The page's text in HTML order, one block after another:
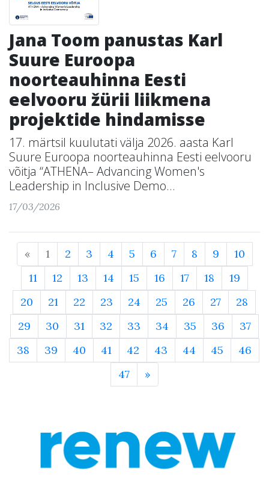
Jana Toom panustas Karl
Suure Euroopa
noorteauhinna Eesti
eelvooru žürii liikmena
projektide hindamisse
17. märtsil kuulutati välja 2026. aasta Karl
Suure Euroopa noorteauhinna Eesti eelvooru
võitja “ATHENA– Advancing Women's
Leadership in Inclusive Demo...
17/03/2026
« 1 2 3 4 5 6 7 8 9
10
11
12 13 14 15 16 17 18
19
20
21 22 23 24 25 26 27
28
29
30 31 32 33 34 35 36
37
38
39 40 41 42 43 44 45
46
47
»